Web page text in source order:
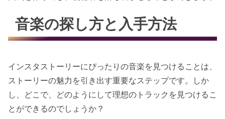
音楽の探し方と入手方法
インスタストーリーにぴったりの音楽を見つけることは、
ストーリーの魅力を引き出す重要なステップです。しか
し、どこで、どのようにして理想のトラックを見つけるこ
とができるのでしょうか？